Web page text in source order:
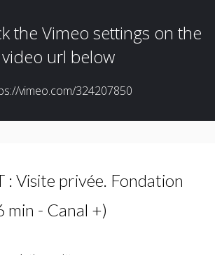
: Visite privée. Fondation
- Canal +)